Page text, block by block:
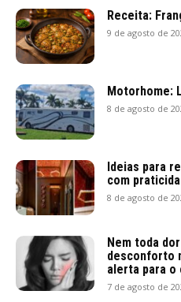
Receita:
9 de agosto de
Motorhome:
8 de agosto de
Ideias para
com
8 de agosto de
Nem toda
desconforto
alerta para o
7 de agosto de